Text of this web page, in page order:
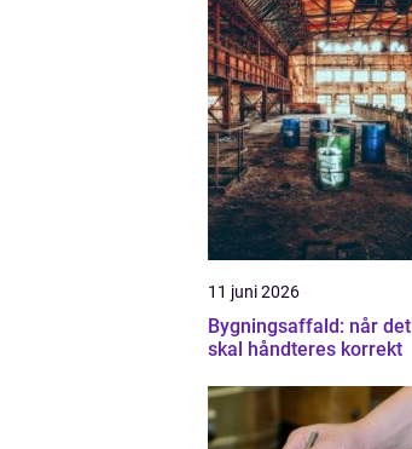
11 juni 2026
Bygningsaffald: når det
skal håndteres korrekt